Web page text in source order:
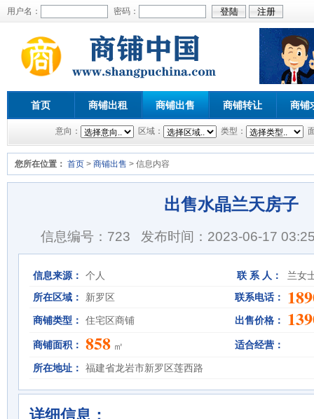
用户名： 密码：
首页 商铺出租 商铺出售 商铺转让 商铺
意向： 区域： 类型：
您所在位置： 首页 > 商铺出售 > 信息内容
出售水晶兰天房子
信息编号：723 发布时间：2023-06-17
信息来源： 个人 联 系 人：
兰女
所在区域：
新罗区 联系电话：
商铺类型： 住宅区商铺 出售价格：
商铺面积： 858 ㎡ 适合经营：
所在地址： 福建省龙岩市新罗区莲西路
详细信息：